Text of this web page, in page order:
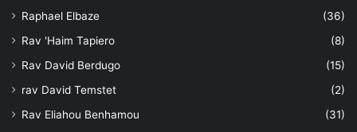
Raphael Elbaze
(36)
Rav 'Haim Tapiero
(8)
Rav David Berdugo
(15)
rav David Temstet
(2)
Rav Eliahou Benhamou
(31)